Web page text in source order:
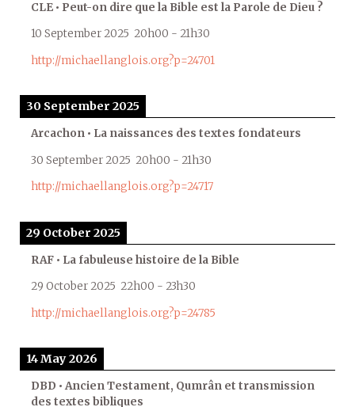
CLE • Peut-on dire que la Bible est la Parole de Dieu ?
10 September 2025 20h00 - 21h30
http://michaellanglois.org?p=24701
30 September 2025
Arcachon • La naissances des textes fondateurs
30 September 2025 20h00 - 21h30
http://michaellanglois.org?p=24717
29 October 2025
RAF • La fabuleuse histoire de la Bible
29 October 2025 22h00 - 23h30
http://michaellanglois.org?p=24785
14 May 2026
DBD • Ancien Testament, Qumrân et transmission
des textes bibliques